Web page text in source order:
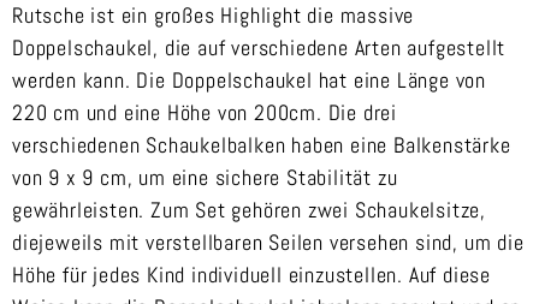
Rutsche ist ein großes Highlight die massive
Doppelschaukel, die auf verschiedene Arten aufgestellt
werden kann. Die Doppelschaukel hat eine Länge von
220 cm und eine Höhe von 200cm. Die drei
verschiedenen Schaukelbalken haben eine Balkenstärke
von 9 x 9 cm, um eine sichere Stabilität zu
gewährleisten. Zum Set gehören zwei Schaukelsitze,
diejeweils mit verstellbaren Seilen versehen sind, um die
Höhe für jedes Kind individuell einzustellen. Auf diese